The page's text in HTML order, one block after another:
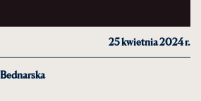
25 kwietnia 2024 r.